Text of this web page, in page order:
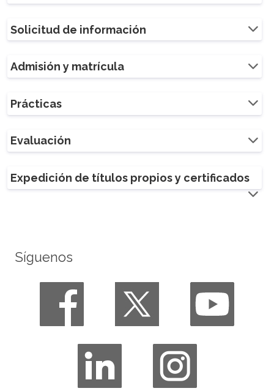
Solicitud de información
Admisión y matrícula
Prácticas
Evaluación
Expedición de títulos propios y certificados
Síguenos